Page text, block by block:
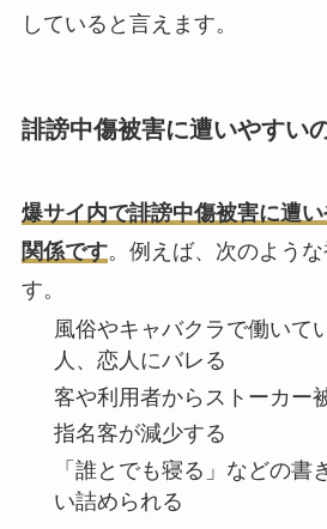
していると言えます。
誹謗中傷被害に遭いやすい
爆サイ内で誹謗中傷被害に遭
関係です。例えば、次のよう
す。
風俗やキャバクラで働いて
人、恋人にバレる
客や利用者からストーカー
指名客が減少する
「誰とでも寝る」などの書
い詰められる